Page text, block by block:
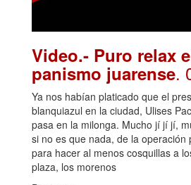
Video.- Puro relax
panismo juarense.
Ya nos habían platicado que el
blanquiazul en la ciudad, Ulises
pasa en la milonga. Mucho jí jí jí,
si no es que nada, de la operación
para hacer al menos cosquillas a
plaza, los morenos